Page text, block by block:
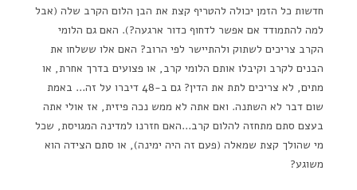
חדשות כל הזמן יכולה להטריף קצת את הבן הלום הקרב שלה (אבל
למה להתמודד אם אפשר לדחוף כדור ארגעה?). האם גם הלומי
הקרב צריכים לשתוק ולהתיישר לפי הרוב? האם אלו ששלחו את
הבנים לקרב וקיבלו אותם הלומי קרב, או פצועים בדרך אחרת, או
מתים, לא צריכים לתת את הדין? גם ב-48 דיברו על זה… באמת
שום דבר לא השתנה. ואם אתה לא ממש נכה פיזית, אז אולי אתה
בעצם סתם מתחזה להלום קרב…האם חזרנו למדינה המגויסת, שכל
מי שהולך קצת שמאלה (פעם זה היה ימינה), או סתם הצידה הוא
משוגע?